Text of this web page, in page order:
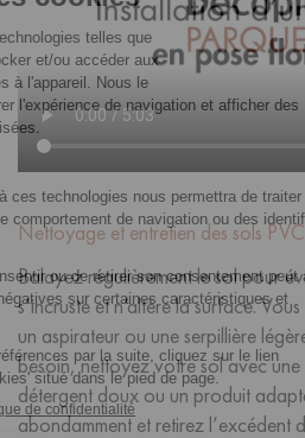
Nettoyage et entretien des sols PVC
Balayez régulièrement le sol pour
s’incruste et n’altère la surface.
un aspirateur ou une serpillière
besoin, nettoyez votre sol avec une
détergent doux ou un produit
abondamment et retirez l’excédent